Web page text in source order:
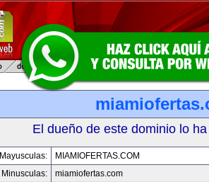
El dueño de este dominio lo
Mayusculas:
MIAMIOFERTAS.COM
Minusculas:
miamiofertas.com